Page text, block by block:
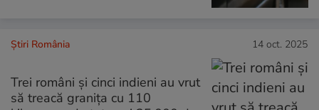
Știri România 14 oct. 2025
Trei români și cinci indieni au vrut
să treacă granița cu 110